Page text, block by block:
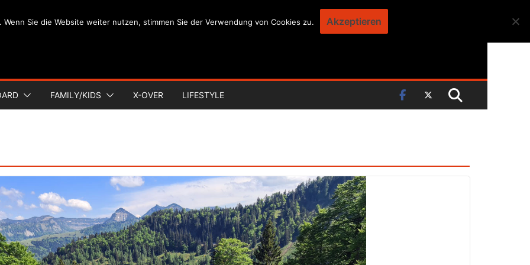
FAMILY/KIDS X-OVER LIFESTYLE
Wenn Sie die Website weiter nutzen, stimmen Sie der Verwendung von Cookies zu. Akzeptieren